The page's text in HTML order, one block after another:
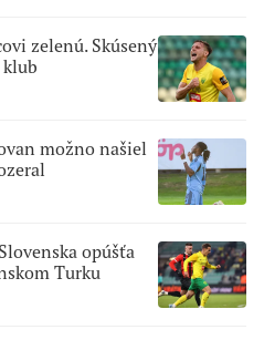
zelenú. Skúsený
možno našiel
opúšťa
Turku